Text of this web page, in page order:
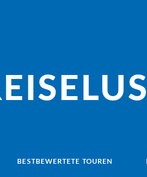
BESTBEWERTETE TOUREN